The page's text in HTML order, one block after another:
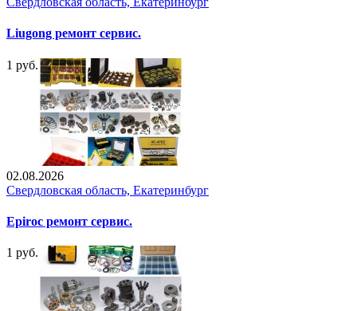
Liugong ремонт сервис.
1 руб.
02.08.2026
Свердловская область, Екатеринбург
Epiroc ремонт сервис.
1 руб.